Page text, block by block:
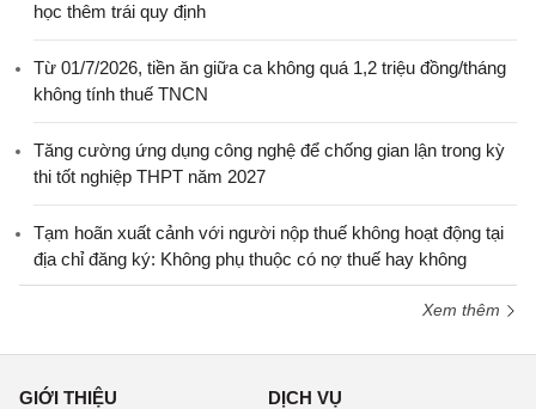
học thêm trái quy định
Từ 01/7/2026, tiền ăn giữa ca không quá 1,2 triệu đồng/tháng
không tính thuế TNCN
Tăng cường ứng dụng công nghệ để chống gian lận trong kỳ
thi tốt nghiệp THPT năm 2027
Tạm hoãn xuất cảnh với người nộp thuế không hoạt động tại
địa chỉ đăng ký: Không phụ thuộc có nợ thuế hay không
Xem thêm
GIỚI THIỆU DỊCH VỤ